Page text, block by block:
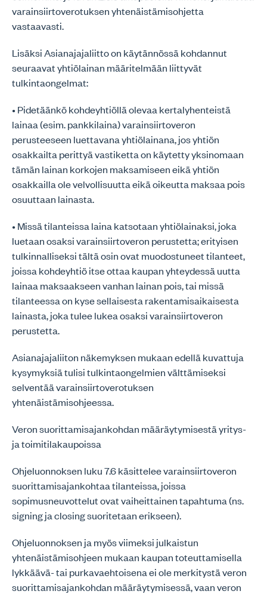
varainsiirtoverotuksen yhtenäistämisohjetta
vastaavasti.
Lisäksi Asianajajaliitto on käytännössä kohdannut
seuraavat yhtiölainan määritelmään liittyvät
tulkintaongelmat:
• Pidetäänkö kohdeyhtiöllä olevaa kertalyhenteistä
lainaa (esim. pankkilaina) varainsiirtoveron
perusteeseen luettavana yhtiölainana, jos yhtiön
osakkailta perittyä vastiketta on käytetty yksinomaan
tämän lainan korkojen maksamiseen eikä yhtiön
osakkailla ole velvollisuutta eikä oikeutta maksaa pois
osuuttaan lainasta.
• Missä tilanteissa laina katsotaan yhtiölainaksi, joka
luetaan osaksi varainsiirtoveron perustetta; erityisen
tulkinnalliseksi tältä osin ovat muodostuneet tilanteet,
joissa kohdeyhtiö itse ottaa kaupan yhteydessä uutta
lainaa maksaakseen vanhan lainan pois, tai missä
tilanteessa on kyse sellaisesta rakentamisaikaisesta
lainasta, joka tulee lukea osaksi varainsiirtoveron
perustetta.
Asianajajaliiton näkemyksen mukaan edellä kuvattuja
kysymyksiä tulisi tulkintaongelmien välttämiseksi
selventää varainsiirtoverotuksen
yhtenäistämisohjeessa.
Veron suorittamisajankohdan määräytymisestä yritys-
ja toimitilakaupoissa
Ohjeluonnoksen luku 7.6 käsittelee varainsiirtoveron
suorittamisajankohtaa tilanteissa, joissa
sopimusneuvottelut ovat vaiheittainen tapahtuma (ns.
signing ja closing suoritetaan erikseen).
Ohjeluonnoksen ja myös viimeksi julkaistun
yhtenäistämisohjeen mukaan kaupan toteuttamisella
lykkäävä- tai purkavaehtoisena ei ole merkitystä veron
suorittamisajankohdan määräytymisessä, vaan veron